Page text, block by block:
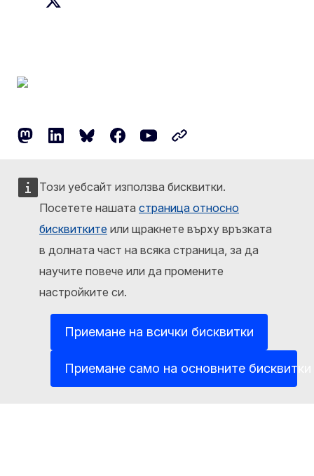
Този уебсайт използва бисквитки.
Посетете нашата страница относно
бисквитките или щракнете върху връзката
в долната част на всяка страница, за да
научите повече или да промените
настройките си.
Приемане на всички бисквитки
Приемане само на основните бисквитки
MastodonLinkedInBlueskyFacebookYoutubeOther networks
Report an IT vulnerability
Languages on our websites
Cookies
Privacy policy
Legal notice